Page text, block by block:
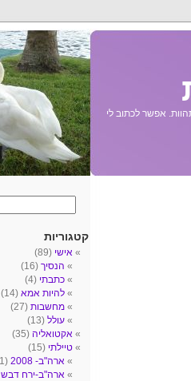
אפשר לכתוב לי
קטגוריות
אישי (89)
הנסיך (16)
כתבתי (4)
להיות אמא (14)
מחשבות (27)
עולל (13)
אקטואליה (35)
טיילתי (15)
ארה"ב- 2008
(1)
ארה"ב-ירח דבש